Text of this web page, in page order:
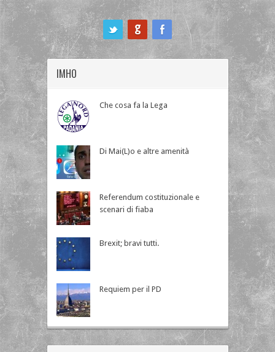
IMHO
Che cosa fa la Lega
Di Mai(L)o e altre amenità
Referendum costituzionale e
scenari di fiaba
Brexit; bravi tutti.
Requiem per il PD